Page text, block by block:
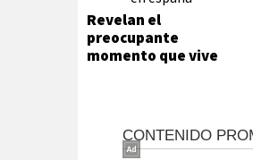
Revelan el
preocupante
momento que vive